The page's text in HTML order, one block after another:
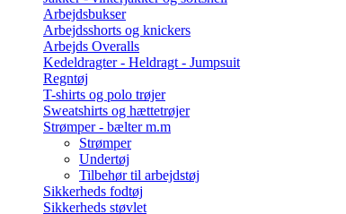
Arbejdsbukser
Arbejdsshorts og knickers
Arbejds Overalls
Kedeldragter - Heldragt - Jumpsuit
Regntøj
T-shirts og polo trøjer
Sweatshirts og hættetrøjer
Strømper - bælter m.m
Strømper
Undertøj
Tilbehør til arbejdstøj
Sikkerheds fodtøj
Sikkerheds støvlet